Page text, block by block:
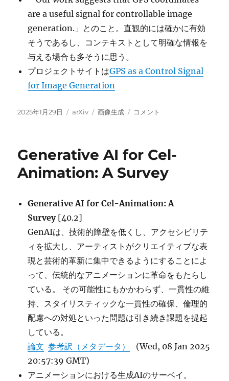
are a useful signal for controllable image
generation.」とのこと。直観的には確かに有効
そうであるし、コンテキストとして明確な情報を
与える場合も多そうに思う。
プロジェクトサイトはGPS as a Control Signal
for Image Generation
投
2025年1月29日
カ
ー
arXiv
タ
画像生成
GPS
Signal
Image
コメント
Generative AI for Cel-
Animation: A Survey
Generative AI for Cel-Animation: A
Survey [40.2]
GenAIは、技術的障壁を低くし、アクセシビリテ
ィを拡大し、アーティストがクリエイティブな表
現と芸術的革新に集中できるようにすることによ
って、伝統的なアニメーションに革命をもたらし
ている。 その可能性にもかかわらず、一貫性の維
持、スタイリスティックな一貫性の確保、倫理的
配慮への対処といった問題は引き続き課題を提起
している。
論文 参考訳（メタデータ）
(Wed, 08 Jan 2025
20:57:39 GMT)
アニメーションにおける生成AIのサーベイ。